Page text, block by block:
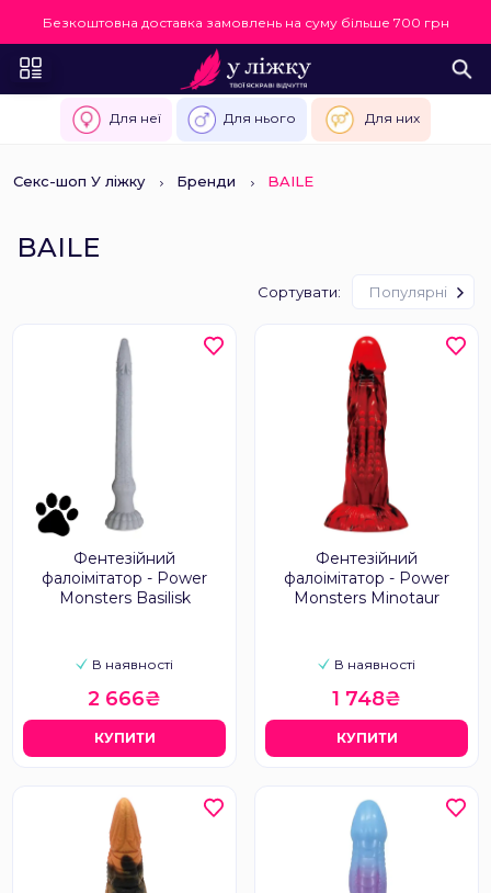
Безкоштовна доставка замовлень на суму більше 700 грн
Для неї Для нього Для них
Секс-шоп У ліжку Бренди BAILE
BAILE
Сортувати: Популярні
Фентезійний
фалоімітатор - Power
Monsters Basilisk
В наявності
2 666₴
КУПИТИ
Фентезійний
фалоімітатор - Power
Monsters Minotaur
В наявності
1 748₴
КУПИТИ